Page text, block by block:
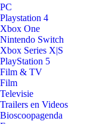
PC
Playstation 4
Xbox One
Nintendo Switch
Xbox Series X|S
PlayStation 5
Film & TV
Film
Televisie
Trailers en Videos
Bioscoopagenda